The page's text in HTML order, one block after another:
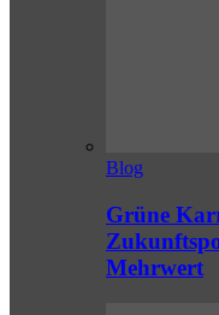
Blog
Grüne
Mehrwert